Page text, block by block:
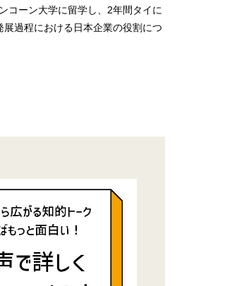
コーン大学に留学し、2年間タイに
過程における日本企業の役割につ